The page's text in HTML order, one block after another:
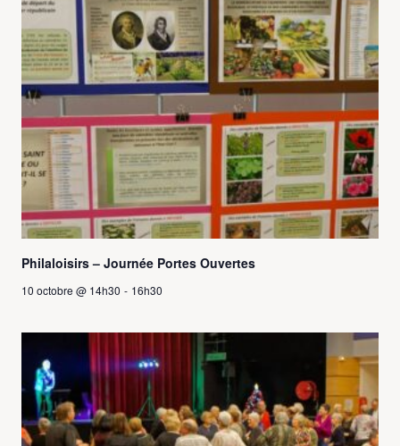
Philaloisirs – Journée Portes Ouvertes
10 octobre @ 14h30 - 16h30